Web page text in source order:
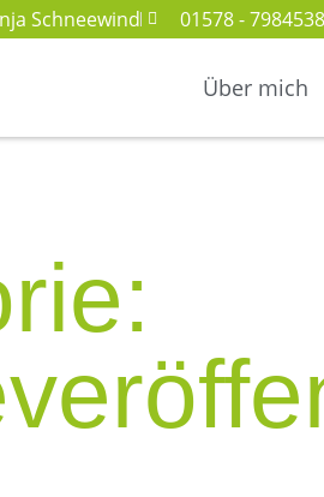
Schneewind 01578 - 7984538
Über mich